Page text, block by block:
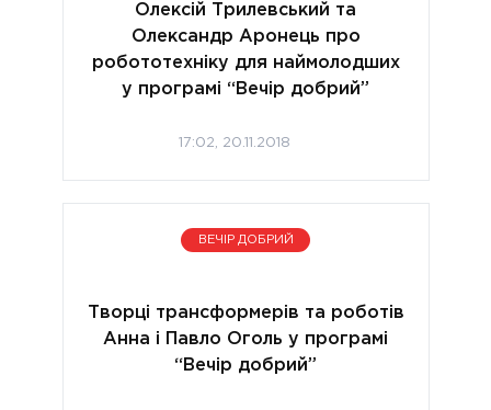
Олексій Трилевський та
Олександр Аронець про
робототехніку для наймолодших
у програмі “Вечір добрий”
17:02, 20.11.2018
ВЕЧІР ДОБРИЙ
Творці трансформерів та роботів
Анна і Павло Оголь у програмі
“Вечір добрий”